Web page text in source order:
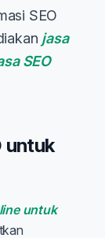
SEO
jasa
SEO
untuk
untuk